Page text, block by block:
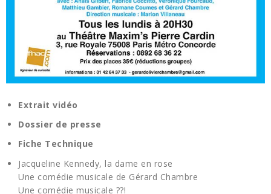
Extrait vidéo
Dossier de presse
Fiche Technique
Jacqueline Kennedy, la dame en rose
Une comédie musicale de Gérard Chambre
Une comédie musicale ??!